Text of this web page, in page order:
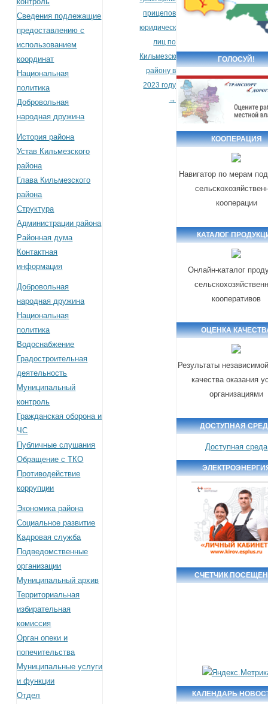
Сведения подлежащие
предоставлению с
использованием
координат
Национальная
политика
Добровольная
народная дружина
История района
Устав Кильмезского
района
Глава Кильмезского
района
Структура
Администрации района
Районная дума
Контактная
информация
Добровольная
народная дружина
Национальная
политика
Водоснабжение
Градостроительная
деятельность
Муниципальный
контроль
Гражданская оборона и
ЧС
Публичные слушания
Обращение с ТКО
Противодействие
коррупции
Экономика района
Социальное развитие
Кадровая служба
Подведомственные
организации
Муниципальный архив
Территориальная
избирательная
комиссия
Орган опеки и
попечительства
Муниципальные услуги
и функции
Отдел
прицепов
юридических
лиц по
Кильмезскому
району в
2023 году
→
ГОЛОСУЙ!
КООПЕРАЦИЯ
Навигатор по мерам
кооперации
КАТАЛОГ
Онлайн-каталог
кооперативов
ОЦЕНКА
Результаты
качества оказания
организациями
ДОСТУПНАЯ
Доступная среда
СЧЕТЧИК
КАЛЕНДАРЬ